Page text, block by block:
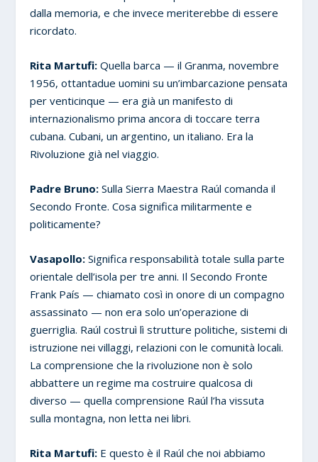
dalla memoria, e che invece meriterebbe di essere
ricordato.
Rita Martufi: Quella barca — il Granma, novembre
1956, ottantadue uomini su un’imbarcazione pensata
per venticinque — era già un manifesto di
internazionalismo prima ancora di toccare terra
cubana. Cubani, un argentino, un italiano. Era la
Rivoluzione già nel viaggio.
Padre Bruno: Sulla Sierra Maestra Raúl comanda il
Secondo Fronte. Cosa significa militarmente e
politicamente?
Vasapollo: Significa responsabilità totale sulla parte
orientale dell’isola per tre anni. Il Secondo Fronte
Frank País — chiamato così in onore di un compagno
assassinato — non era solo un’operazione di
guerriglia. Raúl costruì lì strutture politiche, sistemi di
istruzione nei villaggi, relazioni con le comunità locali.
La comprensione che la rivoluzione non è solo
abbattere un regime ma costruire qualcosa di
diverso — quella comprensione Raúl l’ha vissuta
sulla montagna, non letta nei libri.
Rita Martufi: E questo è il Raúl che noi abbiamo